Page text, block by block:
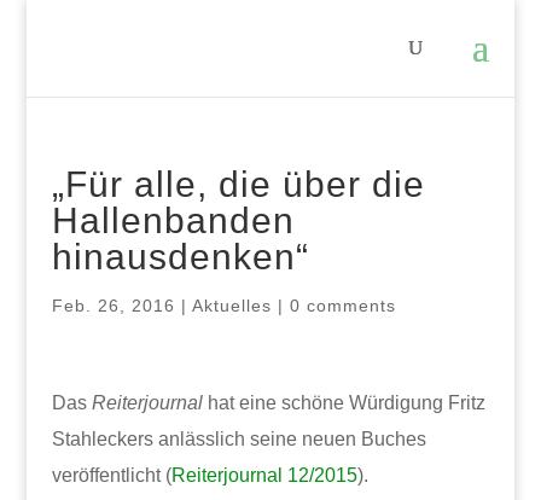
„Für alle, die über die
Hallenbanden
hinausdenken“
Feb. 26, 2016 | Aktuelles | 0 comments
Das Reiterjournalhat eine schöne Würdigung Fritz
Stahleckers anlässlich seine neuen Buches
veröffentlicht (Reiterjournal 12/2015).